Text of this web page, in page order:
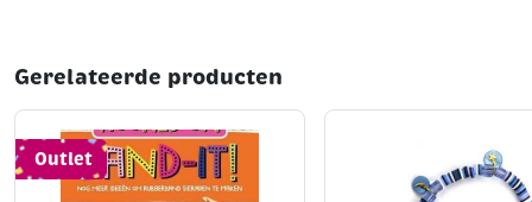
Gerelateerde producten
Outlet